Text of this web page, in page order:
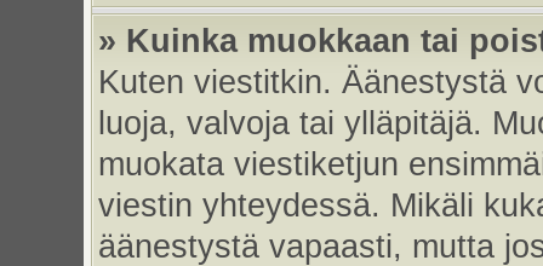
» Kuinka muokkaan tai
Kuten viestitkin. Äänestystä
luoja, valvoja tai ylläpitäjä.
muokata viestiketjun
viestin yhteydessä. Mikäli
äänestystä vapaasti, mutta